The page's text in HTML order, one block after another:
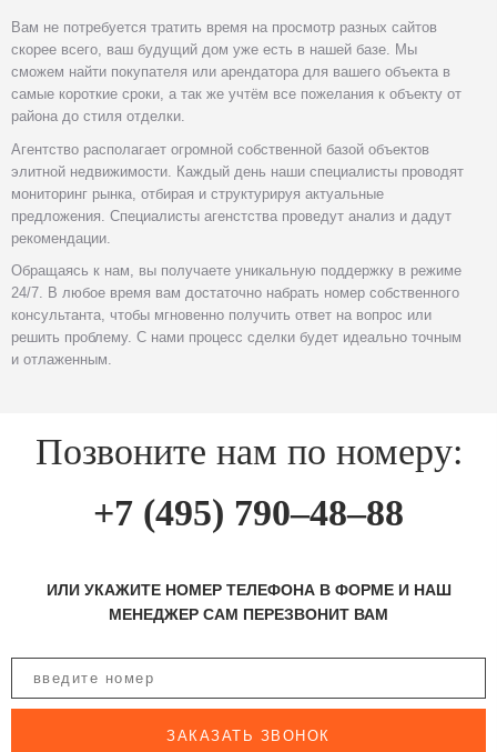
Вам не потребуется тратить время на просмотр разных сайтов
скорее всего, ваш будущий дом уже есть в нашей базе. Мы
сможем найти покупателя или арендатора для вашего объекта в
самые короткие сроки, а так же учтём все пожелания к объекту от
района до стиля отделки.
Агентство располагает огромной собственной базой объектов
элитной недвижимости. Каждый день наши специалисты проводят
мониторинг рынка, отбирая и структурируя актуальные
предложения. Специалисты агенстства проведут анализ и дадут
рекомендации.
Обращаясь к нам, вы получаете уникальную поддержку в режиме
24/7. В любое время вам достаточно набрать номер собственного
консультанта, чтобы мгновенно получить ответ на вопрос или
решить проблему. С нами процесс сделки будет идеально точным
и отлаженным.
Позвоните нам по номеру:
+7 (495) 790–48–88
ИЛИ УКАЖИТЕ НОМЕР ТЕЛЕФОНА В ФОРМЕ И НАШ
МЕНЕДЖЕР САМ ПЕРЕЗВОНИТ ВАМ
ЗАКАЗАТЬ ЗВОНОК